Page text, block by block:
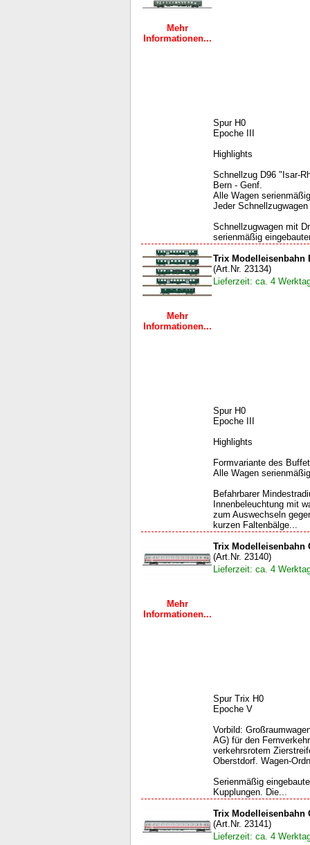
Mehr
Informationen...
Spur H0
Epoche III
Highlights
Schnellzug D96 "Isar-
Bern - Genf.
Alle Wagen
Jeder
Schnellzugwagen mit
serienmäßig
Mehr
Informationen...
Trix Modelleisenbahn
(Art.Nr. 23134)
Lieferzeit: ca. 4
Spur H0
Epoche III
Highlights
Formvariante des
Alle Wagen
Befahrbarer
Innenbeleuchtung mit
zum Auswechseln
kurzen Faltenbälge...
Mehr
Informationen...
Trix Modelleisenbahn
(Art.Nr. 23140)
Lieferzeit: ca. 4
Spur Trix H0
Epoche V
Vorbild:
AG) für den
verkehrsrotem
Oberstdorf. Wagen-
Serienmäßig
Kupplungen. Die...
Trix Modelleisenbahn
(Art.Nr. 23141)
Lieferzeit: ca. 4